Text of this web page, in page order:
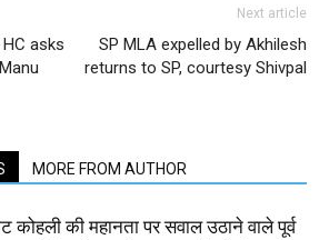
asks
Next article
SP MLA expelled by Akhilesh
returns to SP, courtesy Shivpal
MORE FROM AUTHOR
कोहली की महानता पर सवाल उठाने वाले पूर्व